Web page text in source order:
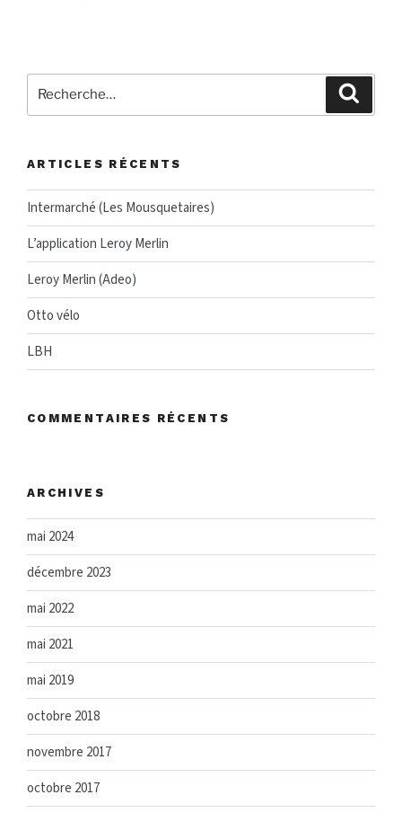
ARTICLES RÉCENTS
Intermarché (Les Mousquetaires)
L’application Leroy Merlin
Leroy Merlin (Adeo)
Otto vélo
LBH
COMMENTAIRES RÉCENTS
ARCHIVES
mai 2024
décembre 2023
mai 2022
mai 2021
mai 2019
octobre 2018
novembre 2017
octobre 2017